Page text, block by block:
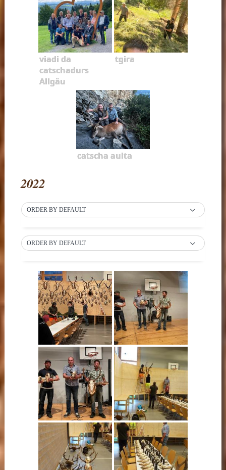
viadi da
catschadurs
Allgäu
tgira
catscha aulta
2022
ORDER BY DEFAULT
ORDER BY DEFAULT